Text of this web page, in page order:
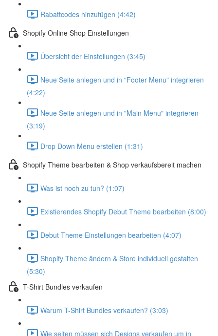
Rabattcodes hinzufügen (4:42)
Shopify Online Shop Einstellungen
Übersicht der Einstellungen (3:45)
Neue Seite anlegen und in "Footer Menu" integrieren
(4:22)
Neue Seite anlegen und in "Main Menu" integrieren
(3:19)
Drop Down Menu erstellen (1:31)
Shopify Theme bearbeiten & Shop verkaufsbereit machen
Was ist noch zu tun? (1:07)
Existierendes Shopify Debut Theme bearbeiten (8:00)
Debut Theme Einstellungen bearbeiten (4:07)
Shopify Theme ändern & Store individuell gestalten
(5:30)
T-Shirt Bundles verkaufen
Warum T-Shirt Bundles verkaufen? (3:03)
Wie selten müssen sich Designs verkaufen um in